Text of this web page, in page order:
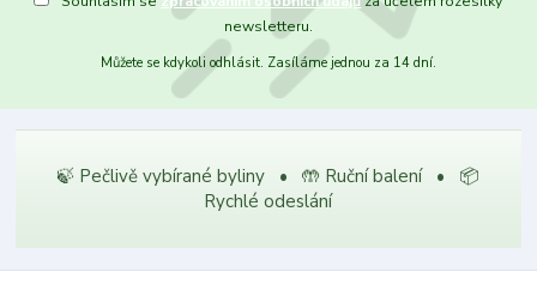
newsletteru.
Můžete se kdykoli odhlásit. Zasíláme jednou za 14 dní.
🍃 Pečlivě vybírané byliny • 🤲 Ruční balení • 📦
Rychlé odeslání